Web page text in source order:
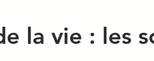
la vie : les